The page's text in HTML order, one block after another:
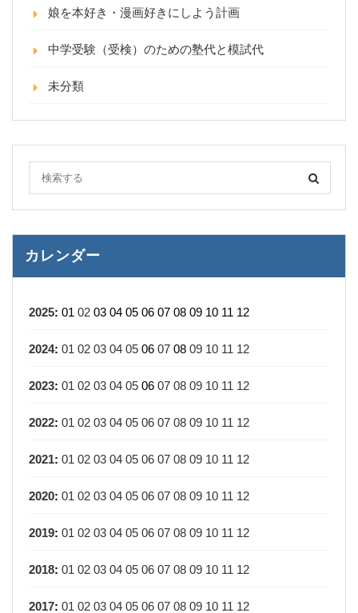
娘を本好き・漫画好きにしよう計画
中学受験（受検）のための塾代と模試代
未分類
カレンダー
2025: 01 02 03 04 05 06 07 08 09 10 11 12
2024: 01 02 03 04 05 06 07 08 09 10 11 12
2023: 01 02 03 04 05 06 07 08 09 10 11 12
2022: 01 02 03 04 05 06 07 08 09 10 11 12
2021: 01 02 03 04 05 06 07 08 09 10 11 12
2020: 01 02 03 04 05 06 07 08 09 10 11 12
2019: 01 02 03 04 05 06 07 08 09 10 11 12
2018: 01 02 03 04 05 06 07 08 09 10 11 12
2017: 01 02 03 04 05 06 07 08 09 10 11 12